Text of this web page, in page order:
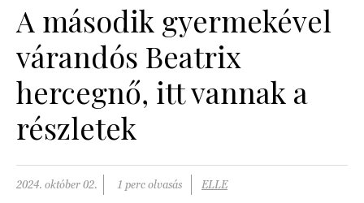
SZÉPSÉG
PSZICHÉ
PÁRKAPCSOLAT
A második gyermekével
várandós Beatrix
hercegnő, itt vannak a
részletek
2024. október 02. 1 perc olvasás ELLE